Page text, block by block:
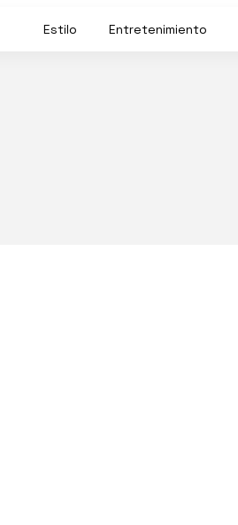
Estilo Entretenimiento